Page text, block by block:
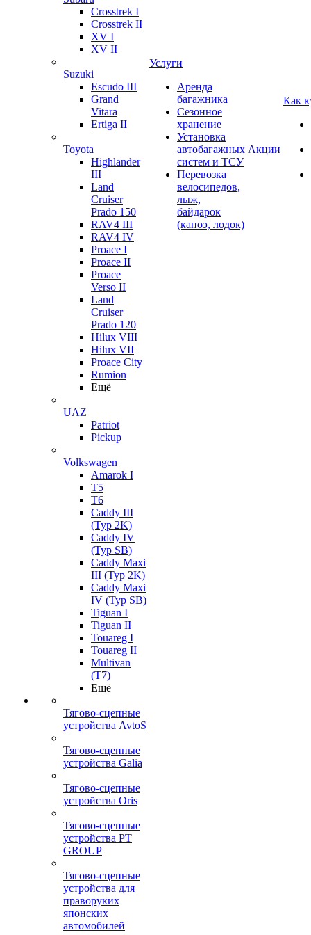
Crosstrek I
Crosstrek II
XV I
XV II
Suzuki
Escudo III
Grand
Vitara
Ertiga II
Toyota
Highlander
III
Land
Cruiser
Prado 150
RAV4 III
RAV4 IV
Proace I
Proace II
Proace
Verso II
Land
Cruiser
Prado 120
Hilux VIII
Hilux VII
Proace City
Rumion
Ещё
UAZ
Patriot
Pickup
Volkswagen
Amarok I
T5
T6
Caddy III
(Typ 2K)
Caddy IV
(Typ SB)
Caddy Maxi
III (Typ 2K)
Caddy Maxi
IV (Typ SB)
Tiguan I
Tiguan II
Touareg I
Touareg II
Multivan
(T7)
Ещё
Тягово-сцепные
устройства AvtoS
Тягово-сцепные
устройства Galia
Тягово-сцепные
устройства Oris
Тягово-сцепные
устройства PT
GROUP
Тягово-сцепные
устройства для
праворуких
японских
автомобилей
Услуги
Аренда
багажника
Сезонное
хранение
Установка
автобагажных
систем и ТСУ
Перевозка
велосипедов,
лыж,
байдарок
(каноэ, лодок)
Акции
Как